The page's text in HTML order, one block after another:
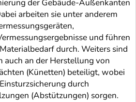
der Gebäude-Außenkanten
arbeiten sie unter anderem
und führen
durch. Weiters sind
auch an der Herstellung von
(Künetten) beteiligt, wobei
durch
(Abstützungen) sorgen.